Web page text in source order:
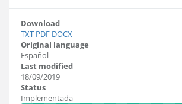
Download
TXT PDF DOCX
Original language
Español
Last modified
18/09/2019
Status
Implementada